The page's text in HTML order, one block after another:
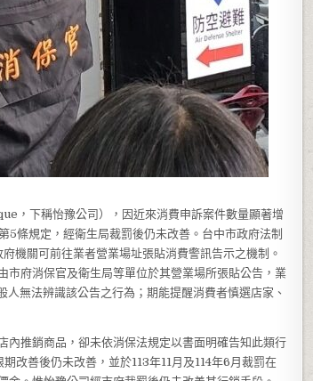
，下稱怡豫公司），因近來消費申訴案件數量顯著增
5條規定，經衛生局裁罰後仍未改善。台中市政府法制
機關可前往業者營業場址張貼消費警訊告示之機制。
市府消保官及衛生局等單位於其營業場所張貼公告，業
無法辨識該公告之行為；期能提醒消費者慎選店家、
內推銷商品，卻未依消保法規定以書面明確告知此類行
改善後仍未改善，並於113年11月及114年6月裁罰在